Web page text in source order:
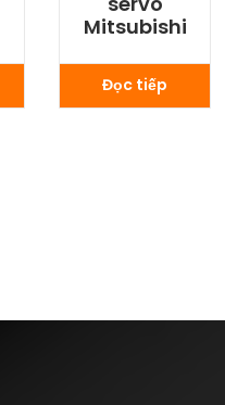
Mitsubishi
Đọc tiếp